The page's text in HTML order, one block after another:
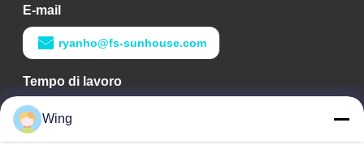
E-mail
ryanho@fs-sunhouse.com
Tempo di lavoro
9:00-18:00
Wing